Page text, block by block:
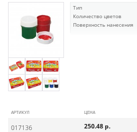
Тип
Количество цветов
Поверхность нанесения
АРТИКУЛ ЦЕНА
017136 250.48 р.